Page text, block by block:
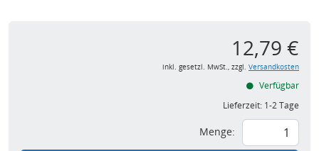
12,79 €
inkl. gesetzl. MwSt., zzgl. Versandkosten
Verfügbar
Lieferzeit: 1-2 Tage
Menge: